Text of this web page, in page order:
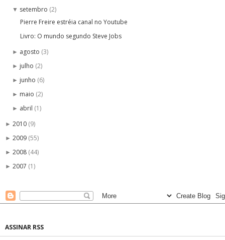
▼ setembro (2)
Pierre Freire estréia canal no Youtube
Livro: O mundo segundo Steve Jobs
► agosto (3)
► julho (2)
► junho (6)
► maio (2)
► abril (1)
► 2010 (9)
► 2009 (55)
► 2008 (44)
► 2007 (1)
ASSINAR RSS